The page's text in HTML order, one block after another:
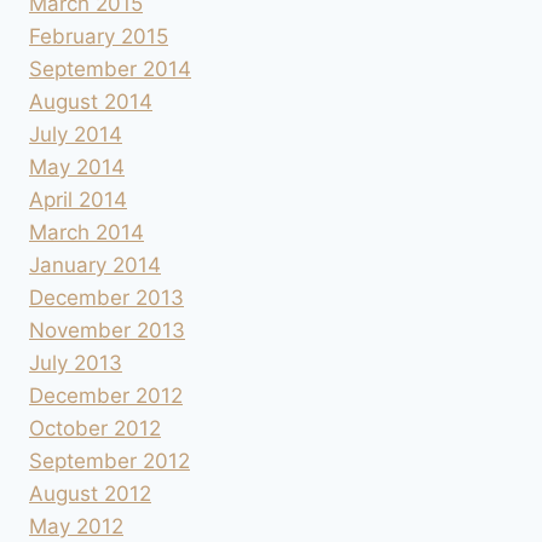
February 2015
September 2014
August 2014
July 2014
May 2014
April 2014
March 2014
January 2014
December 2013
November 2013
July 2013
December 2012
October 2012
September 2012
August 2012
May 2012